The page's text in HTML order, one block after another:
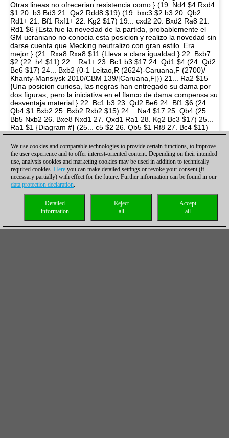
We use cookies and comparable technologies to provide certain functions, to improve
the user experience and to offer interest-oriented content. Depending on their intended
use, analysis cookies and marketing cookies may be used in addition to technically
required cookies. Here you can make detailed settings or revoke your consent (if
necessary partially) with effect for the future. Further information can be found in our
data protection declaration.
Accept
all
Reject
all
Detailed
information